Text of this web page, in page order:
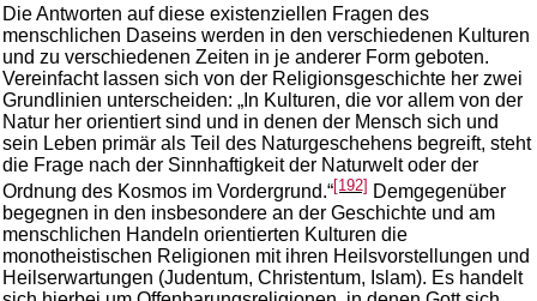
Die Antworten auf diese existenziellen Fragen des
menschlichen Daseins werden in den verschiedenen Kulturen
und zu verschiedenen Zeiten in je anderer Form geboten.
Vereinfacht lassen sich von der Religionsgeschichte her zwei
Grundlinien unterscheiden: „In Kulturen, die vor allem von der
Natur her orientiert sind und in denen der Mensch sich und
sein Leben primär als Teil des Naturgeschehens begreift, steht
die Frage nach der Sinnhaftigkeit der Naturwelt oder der
Ordnung des Kosmos im Vordergrund.“[192] Demgegenüber
begegnen in den insbesondere an der Geschichte und am
menschlichen Handeln orientierten Kulturen die
monotheistischen Religionen mit ihren Heilsvorstellungen und
Heilserwartungen (Judentum, Christentum, Islam). Es handelt